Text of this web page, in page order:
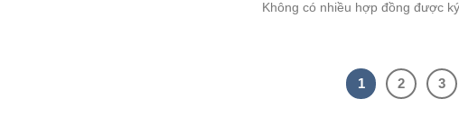
Không có nhiều hợp đồng được
1 2 3